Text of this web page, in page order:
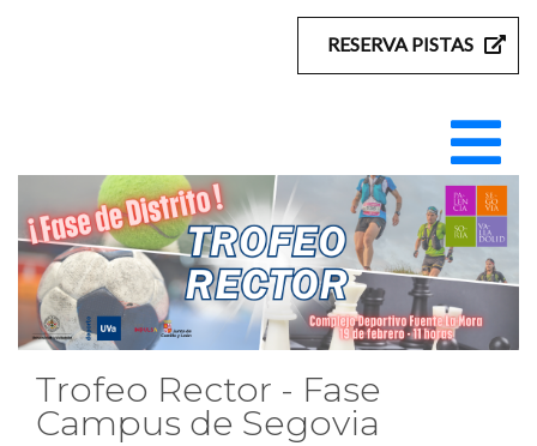
RESERVA PISTAS
Trofeo Rector - Fase
Campus de Segovia